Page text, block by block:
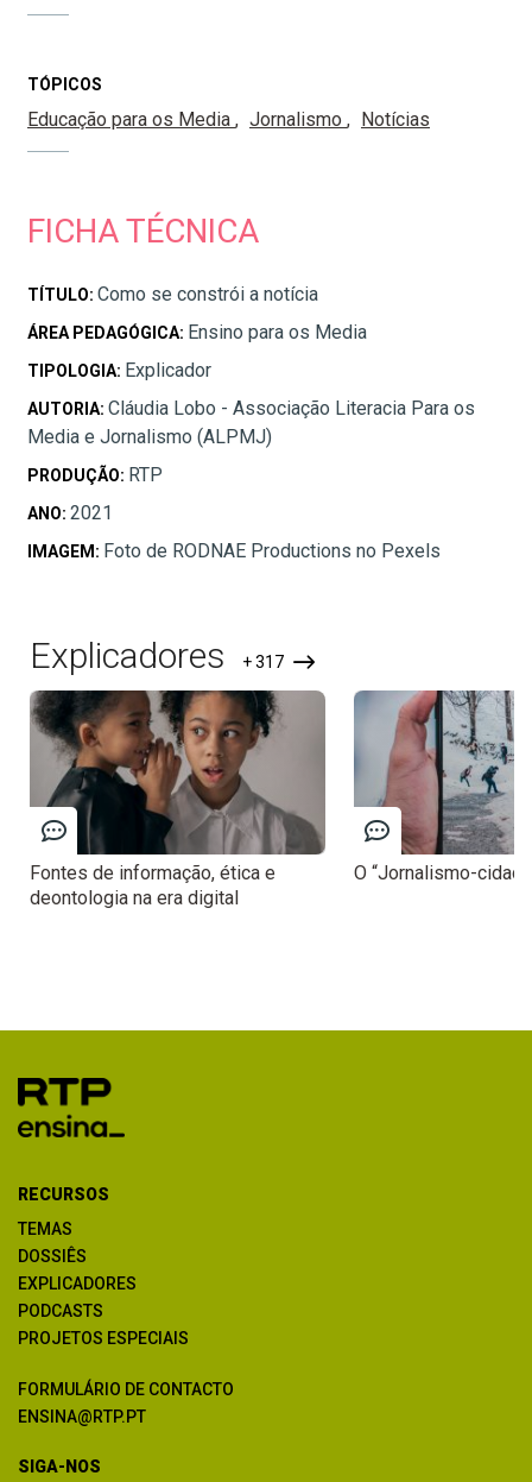
TÓPICOS
Educação para os Media Jornalismo Notícias
FICHA TÉCNICA
TÍTULO: Como se constrói a notícia
ÁREA PEDAGÓGICA: Ensino para os Media
TIPOLOGIA: Explicador
AUTORIA: Cláudia Lobo - Associação Literacia Para os
Media e Jornalismo (ALPMJ)
PRODUÇÃO: RTP
ANO: 2021
IMAGEM: Foto de RODNAE Productions no Pexels
Explicadores + 317
Fontes de informação, ética e
deontologia na era digital
O “Jornalismo-
RECURSOS
TEMAS
DOSSIÊS
EXPLICADORES
PODCASTS
PROJETOS ESPECIAIS
FORMULÁRIO DE CONTACTO
ENSINA@RTP.PT
SIGA-NOS